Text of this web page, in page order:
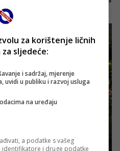
za korištenje ličnih
sljedeće:
i sadržaj, mjerenje
uvidi u publiku i razvoj usluga
na uređaju
a podatke s vašeg
identifikatore i druge podatke